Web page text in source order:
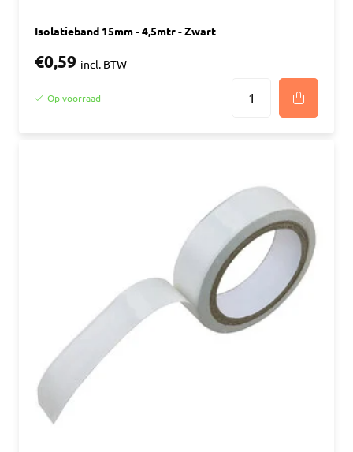
Isolatieband 15mm - 4,5mtr - Zwart
€0,59 incl. BTW
Op voorraad